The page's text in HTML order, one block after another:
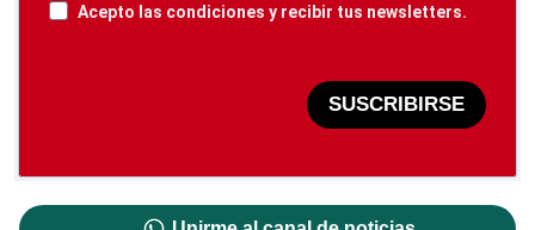
Acepto las condiciones y recibir tus newsletters.
SUSCRIBIRSE